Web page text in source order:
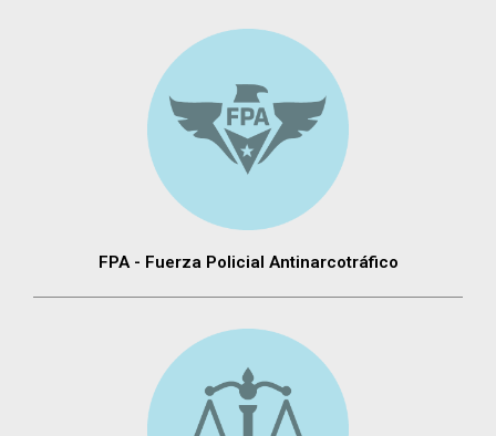
FPA - Fuerza Policial Antinarcotráfico